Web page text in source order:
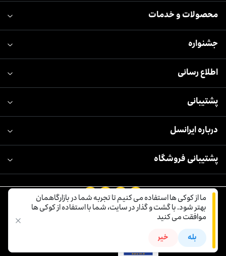
محصولات و خدمات
جشنواره
اطلاع رسانی
پشتیبانی
درباره ایرانسل
پشتیبانی فروشگاه
ایرانسل؛ اولین و بزرگترین اپراتور دیجیتال ایران
ما از کوکی ها استفاده می کنیم تا تجربه شما در بازارگاهمان
بهتر شود. با گشت و گذار در سایت، شما با استفاده از کوکی ها
موافقت می کنید
بله
خیر